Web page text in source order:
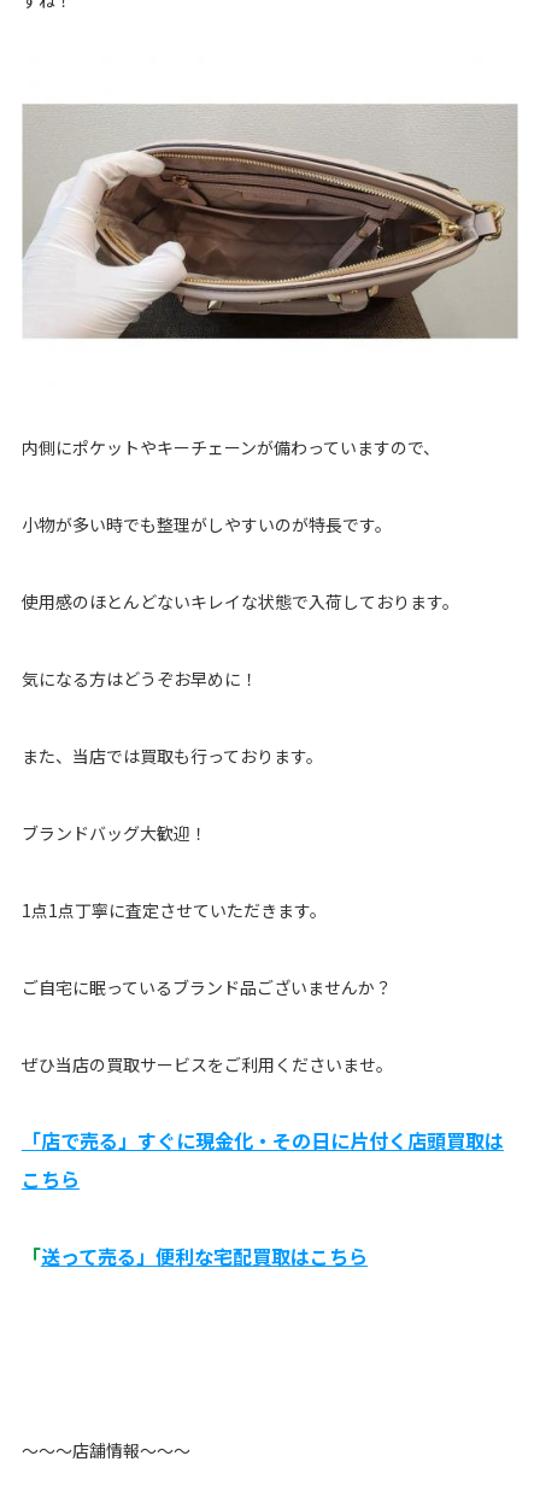
内側にポケットやキーチェーンが備わっていますので、
小物が多い時でも整理がしやすいのが特長です。
使用感のほとんどないキレイな状態で入荷しております。
気になる方はどうぞお早めに！
また、当店では買取も行っております。
ブランドバッグ大歓迎！
1点1点丁寧に査定させていただきます。
ご自宅に眠っているブランド品ございませんか？
ぜひ当店の買取サービスをご利用くださいませ。
「店で売る」すぐに現金化・その日に片付く店頭買取は
こちら
「送って売る」便利な宅配買取はこちら
〜〜〜店舗情報〜〜〜